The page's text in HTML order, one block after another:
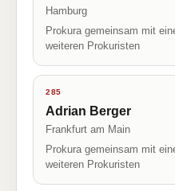
Hamburg
Prokura gemeinsam mit
weiteren Prokuristen
285
Adrian Berger
Frankfurt am Main
Prokura gemeinsam mit
weiteren Prokuristen